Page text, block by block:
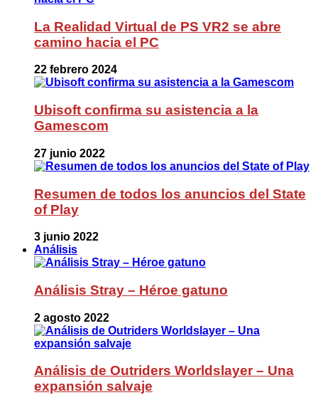
La Realidad Virtual de PS VR2 se abre
camino hacia el PC
22 febrero 2024
Ubisoft confirma su asistencia a la
Gamescom
27 junio 2022
Resumen de todos los anuncios del State
of Play
3 junio 2022
Análisis
Análisis Stray – Héroe gatuno
2 agosto 2022
Análisis de Outriders Worldslayer – Una
expansión salvaje